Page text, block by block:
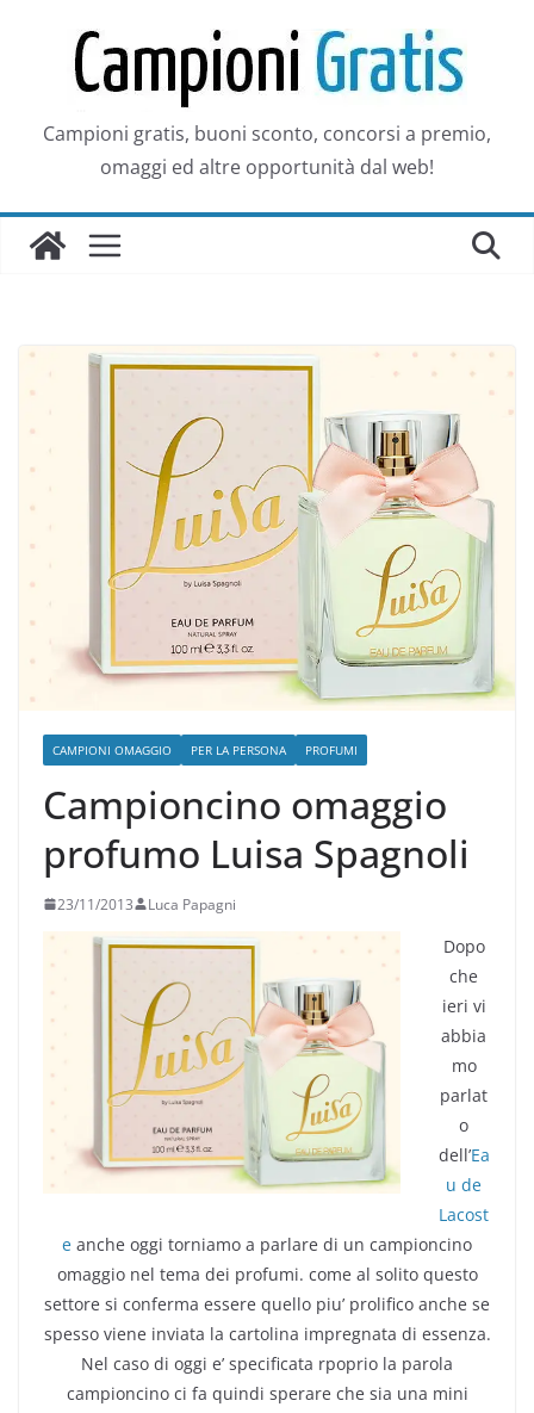
contenuto
Campioni gratis, buoni sconto, concorsi a premio,
omaggi ed altre opportunità dal web!
CAMPIONI OMAGGIO PER LA PERSONA PROFUMI
Campioncino omaggio
profumo Luisa Spagnoli
23/11/2013 Luca Papagni
Dopo
che
ieri vi
abbia
mo
parlat
o
dell’Ea
u de
Lacost
e anche oggi torniamo a parlare di un campioncino
omaggio nel tema dei profumi. come al solito questo
settore si conferma essere quello piu’ prolifico anche se
spesso viene inviata la cartolina impregnata di essenza.
Nel caso di oggi e’ specificata rpoprio la parola
campioncino ci fa quindi sperare che sia una mini